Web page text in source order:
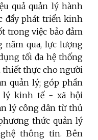
quả quản lý hành
đẩy phát triển kinh
trong việc bảo đảm
qua, lực lượng
tối đa hệ thống
thiết thực cho người
quản lý; góp phần
lý kinh tế - xã hội
lý công dân từ thủ
thức quản lý
thông tin. Bên